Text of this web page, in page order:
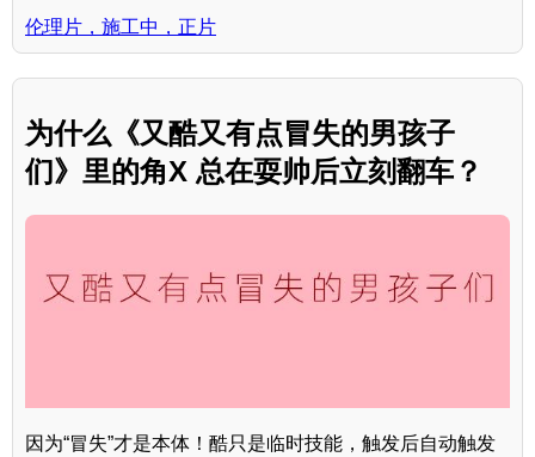
伦理片，施工中，正片
为什么《又酷又有点冒失的男孩子
们》里的角X 总在耍帅后立刻翻车？
因为“冒失”才是本体！酷只是临时技能，触发后自动触发